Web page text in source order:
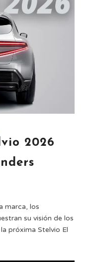
2026
marca, los
su visión de los
próxima Stelvio El